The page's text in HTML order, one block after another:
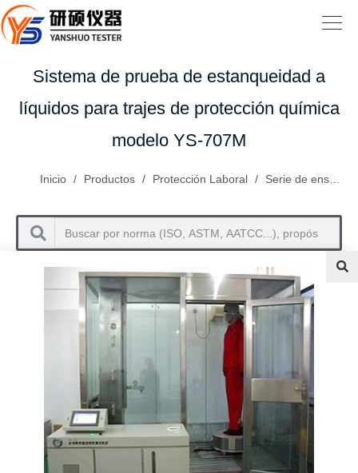
Sistema de prueba de estanqueidad a
líquidos para trajes de protección química
modelo YS-707M
Inicio / Productos / Protección Laboral / Serie de ensayos para ropa de protección